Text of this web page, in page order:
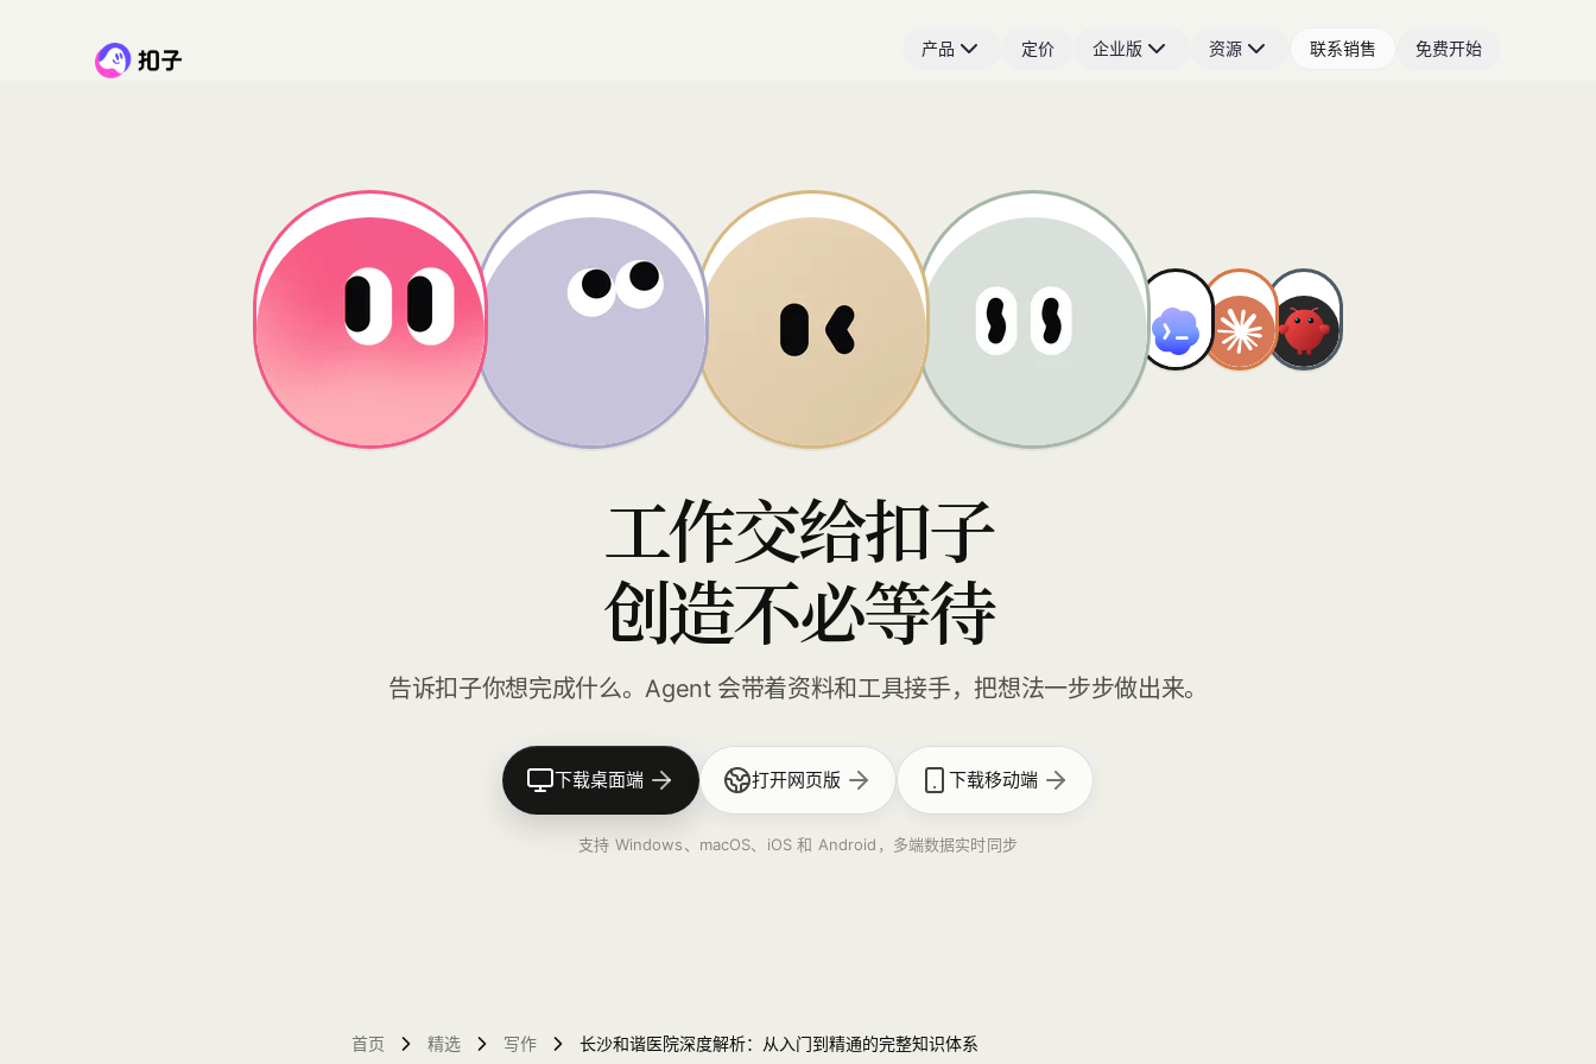
产品 定价 企业版 资源 联系销售 免费开始
工作交给扣子
创造不必等待
告诉扣子你想完成什么。Agent 会带着资料和工具接手，把想法一步步做出来。
下载桌面端 打开网页版 下载移动端
支持 Windows、macOS、iOS 和 Android，多端数据实时同步
首页 精选 写作 长沙和谐医院深度解析：从入门到精通的完整知识体系